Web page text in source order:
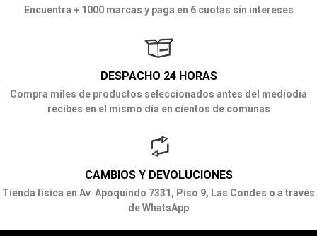
Encuentra + 1000 marcas y paga en 6 cuotas sin intereses
DESPACHO 24 HORAS
Compra miles de productos seleccionados antes del mediodía
recibes en el mismo día en cientos de comunas
CAMBIOS Y DEVOLUCIONES
Tienda física en Av. Apoquindo 7331, Piso 9, Las Condes o a través
de WhatsApp